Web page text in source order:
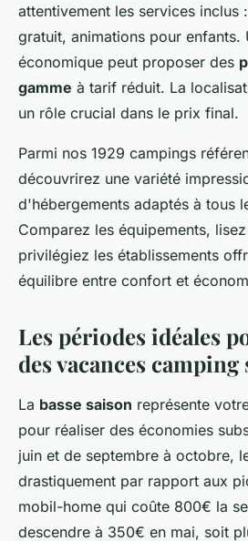
attentivement les services inclus
gratuit, animations pour enfants.
économique peut proposer des
gamme à tarif réduit. La
un rôle crucial dans le prix final.
Parmi nos 1929 campings
découvrirez une variété
d'hébergements adaptés à tous
Comparez les équipements,
privilégiez les établissements
équilibre entre confort et
Les périodes idéales
des vacances
La basse saison représente
pour réaliser des économies
juin et de septembre à octobre,
drastiquement par rapport aux
mobil-home qui coûte 800€ la
descendre à 350€ en mai, soit